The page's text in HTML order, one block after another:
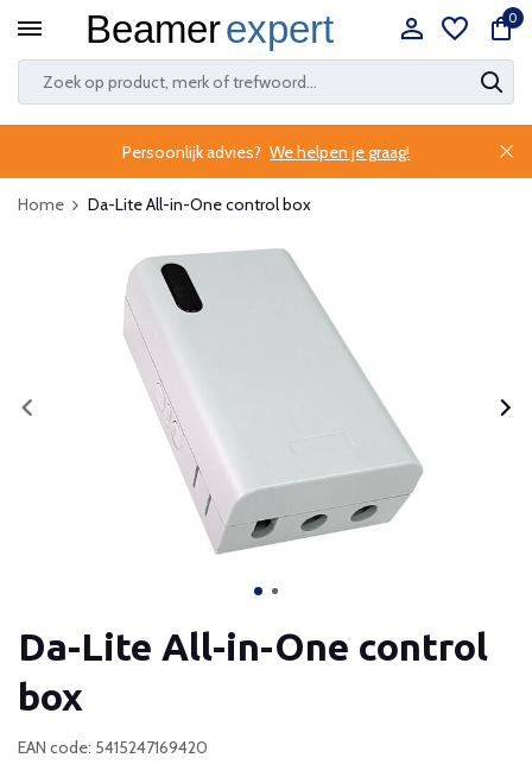
0
Persoonlijk advies? We helpen je graag!
Home Da-Lite All-in-One control box
Da-Lite All-in-One control
box
EAN code: 5415247169420